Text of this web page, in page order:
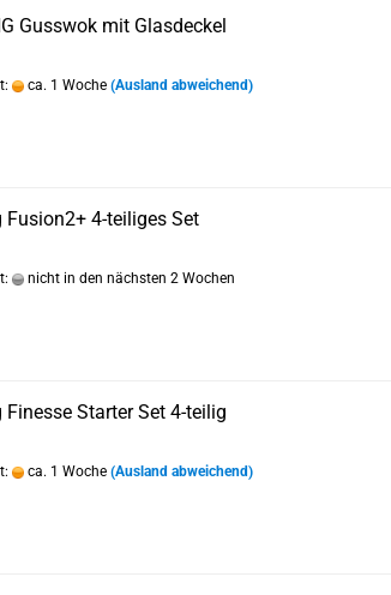
Gusswok mit Glasdeckel
ca. 1 Woche (Ausland abweichend)
Fusion2+ 4-teiliges Set
nicht in den nächsten 2 Wochen
Finesse Starter Set 4-teilig
ca. 1 Woche (Ausland abweichend)